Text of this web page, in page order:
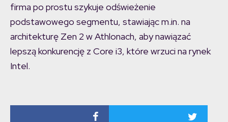
firma po prostu szykuje odświeżenie
podstawowego segmentu, stawiając m.in. na
architekturę Zen 2 w Athlonach, aby nawiązać
lepszą konkurencję z Core i3, które wrzuci na rynek
Intel.